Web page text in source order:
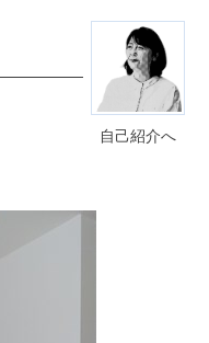
自己紹介へ